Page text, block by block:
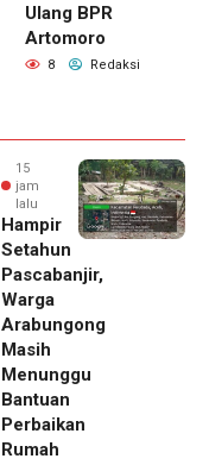
Ulang BPR
Artomoro
8 Redaksi
15
jam
lalu
Hampir
Setahun
Pascabanjir,
Warga
Arabungong
Masih
Menunggu
Bantuan
Perbaikan
Rumah